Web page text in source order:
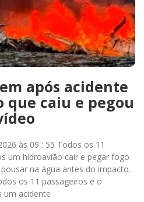
após acidente
que caiu e pegou
às 09 : 55 Todos os 11
um hidroavião cair e pegar fogo
na água antes do impacto.
os 11 passageiros e o
um acidente